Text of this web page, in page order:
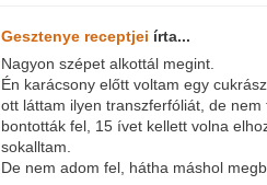
Gesztenye receptjei írta...
Nagyon szépet alkottál megint.
Én karácsony előtt voltam egy
ott láttam ilyen transzferfóliát, de
bontották fel, 15 ívet kellett volna
sokalltam.
De nem adom fel, hátha máshol